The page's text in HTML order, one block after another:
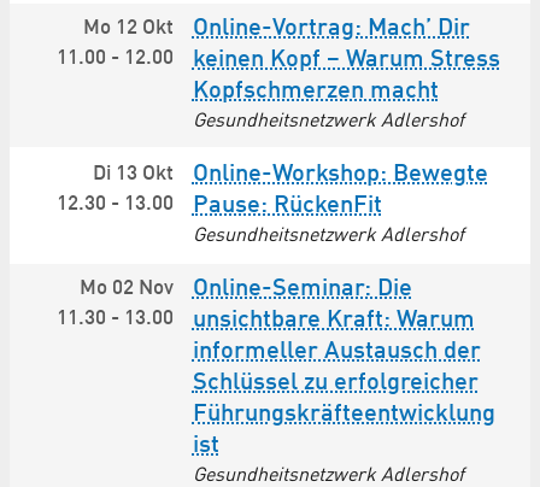
Mo 12 Okt
11.00 - 12.00
Online-Vortrag: Mach’ Dir
keinen Kopf – Warum Stress
Kopfschmerzen macht
Gesundheitsnetzwerk Adlershof
Di 13 Okt
12.30 - 13.00
Online-Workshop: Bewegte
Pause: RückenFit
Gesundheitsnetzwerk Adlershof
Mo 02 Nov
11.30 - 13.00
Online-Seminar: Die
unsichtbare Kraft: Warum
informeller Austausch der
Schlüssel zu erfolgreicher
Führungs­kräfte­entwicklung
ist
Gesundheitsnetzwerk Adlershof